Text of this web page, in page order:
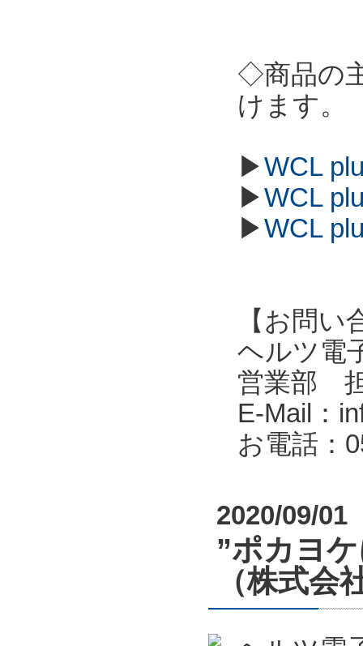
◇商品の
けます。
▶WCL
▶WCL
▶WCL
【お問い
ヘルツ電
営業部
E-Mail：
お電話：
2020/09/01
”ポカヨ
（株式会